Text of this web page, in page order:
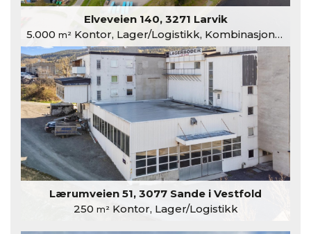
Elveveien 140, 3271 Larvik
5.000 m²Kontor, Lager/Logistikk, Kombinasjonslokaler
Lærumveien 51, 3077 Sande i Vestfold
250 m²Kontor, Lager/Logistikk